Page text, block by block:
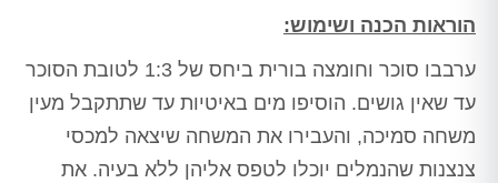
הוראות הכנה ושימוש:
ערבבו סוכר וחומצה בורית ביחס של 1:3 לטובת הסוכר
עד שאין גושים. הוסיפו מים באיטיות עד שתתקבל מעין
משחה סמיכה, והעבירו את המשחה שיצאה למכסי
צנצנות שהנמלים יוכלו לטפס אליהן ללא בעיה. את